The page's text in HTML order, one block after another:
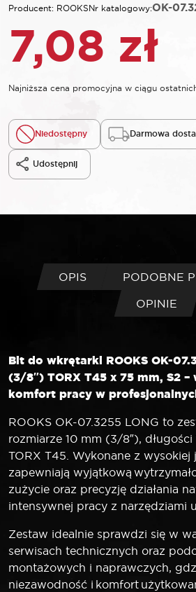
Producent: ROOKSNr katalogowy:OK-
7,08 zł
Najniższa cena promocyjna w ciągu
Niedostępny Darmowa
Udostępnij
OPIS
PODOBNE
OPINIE
Bit do wkrętarki ROOKS OK-
(3/8″) TORX T45 x 75 mm, S2 –
komfort pracy w
ROOKS OK-07.3255 LONG to
rozmiarze 10 mm (3/8″),
TORX T45. Wykonane z wysokiej
zapewniają wyjątkową
zużycie oraz precyzję działania
intensywnej pracy z narzędziami
Zestaw idealnie sprawdzi się w
serwisach technicznych oraz
montażowych i naprawczych,
niezawodność i komfort